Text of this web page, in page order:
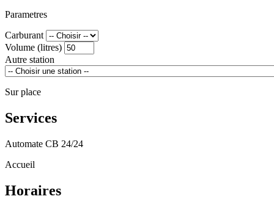
Parametres
Carburant
Volume (litres)
Autre station
Sur place
Services
Automate CB 24/24
Accueil
Horaires